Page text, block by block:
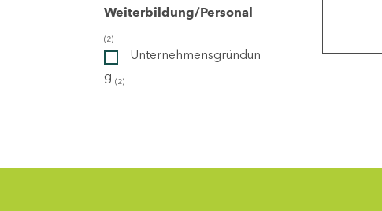
Weiterbildung/Personal
(2)
Unternehmensgründun
g (2)